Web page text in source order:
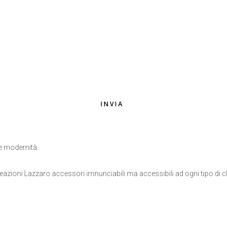
INVIA
modernità.
Lazzaro accessori irrinunciabili ma accessibili ad ogni tipo di